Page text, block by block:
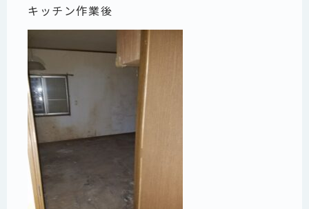
キッチン作業後